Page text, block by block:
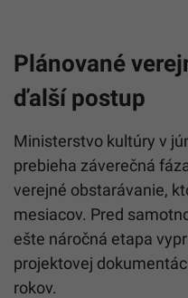
Plánované
ďalší postup
Ministerstvo kultúry v
prebieha záverečná
verejné obstarávanie,
mesiacov. Pred
ešte náročná etapa
projektovej
rokov.